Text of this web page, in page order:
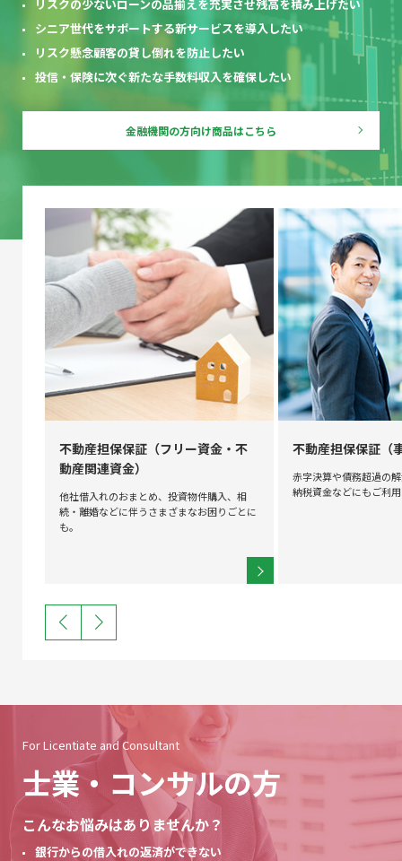
リスクの少ないローンの品揃えを充実させ残高を積み上げたい
シニア世代をサポートする新サービスを導入したい
リスク懸念顧客の貸し倒れを防止したい
投信・保険に次ぐ新たな手数料収入を確保したい
金融機関の方向け商品はこちら
不動産担保保証（フリー資金・不
動産関連資金）
他社借入れのおまとめ、投資物件購入、相
続・離婚などに伴うさまざまなお困りごとに
も。
不動産担保保証（
赤字決算や債務超過の
納税資金などにもご利
For Licentiate and Consultant
士業・ コンサルの方
こんなお悩みはありませんか？
銀行からの借入れの返済ができない